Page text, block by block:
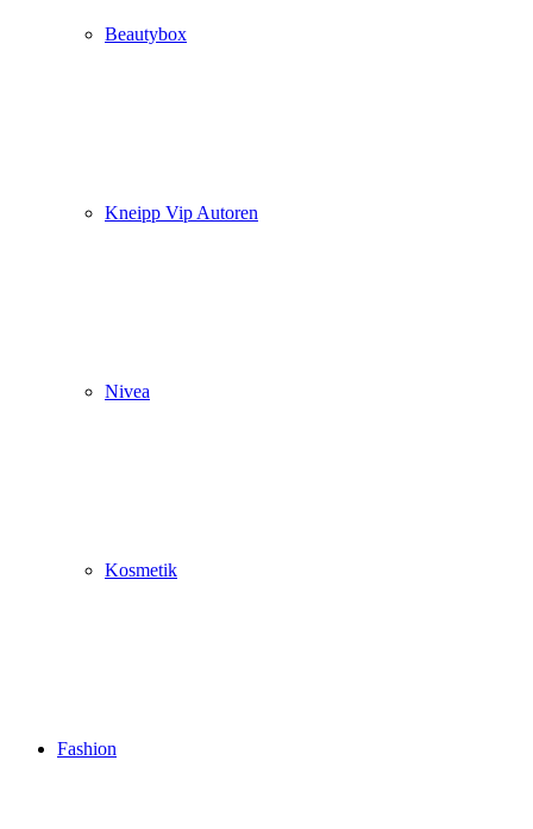
Beautybox
Kneipp Vip Autoren
Nivea
Kosmetik
Fashion